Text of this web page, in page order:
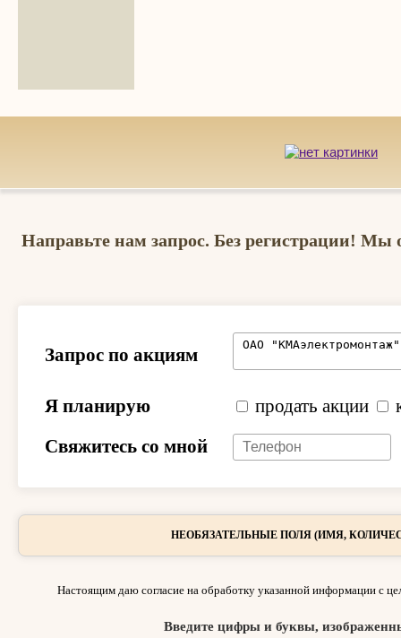
Направьте нам запрос. Без регистрации! Мы
Запрос по акциям
Я планирую продать акции
Свяжитесь со мной
НЕОБЯЗАТЕЛЬНЫЕ ПОЛЯ (ИМЯ,
Настоящим даю согласие на обработку указанной информации с
Введите цифры и буквы,